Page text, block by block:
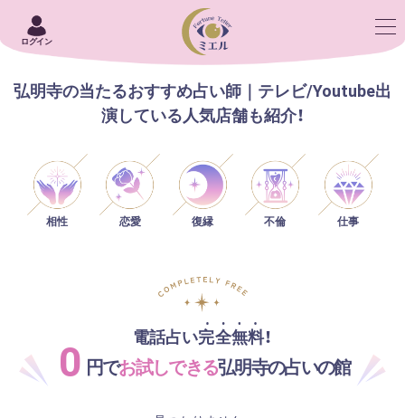
ログイン
弘明寺の当たるおすすめ占い師｜テレビ/Youtube出
演している人気店舗も紹介！
相性 恋愛 復縁 不倫 仕事
電話占い完全無料！
0 円でお試しできる弘明寺の占いの館